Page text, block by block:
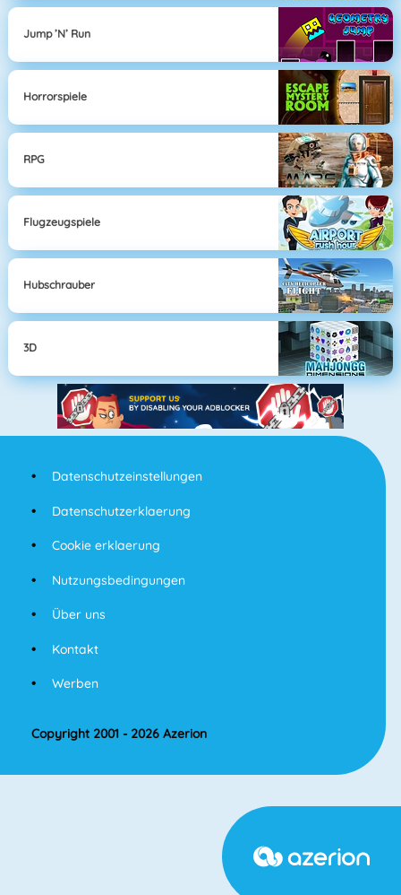
Jump ’n’ Run
Horrorspiele
RPG
Flugzeugspiele
Hubschrauber
3D
Datenschutzeinstellungen
Datenschutzerklaerung
Cookie erklaerung
Nutzungsbedingungen
Über uns
Kontakt
Werben
Copyright 2001 - 2026 Azerion